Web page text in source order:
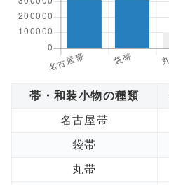
帯・和装小物の種類
名古屋帯
袋帯
丸帯